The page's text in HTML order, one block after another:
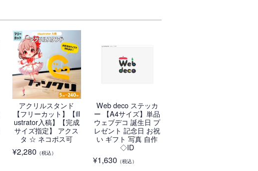
アクリルスタンド
【フリーカット】【ill
ustrator入稿】【完成
サイズ指定】 アクス
タ ☆ ネコポス可
¥2,280 （税込）
Web deco ステッカ
ー 【A4サイズ】単品
ウェブデコ 誕生日 プ
レゼント 記念日 お祝
い ギフト 写真 自作
◇ID
¥1,630 （税込）